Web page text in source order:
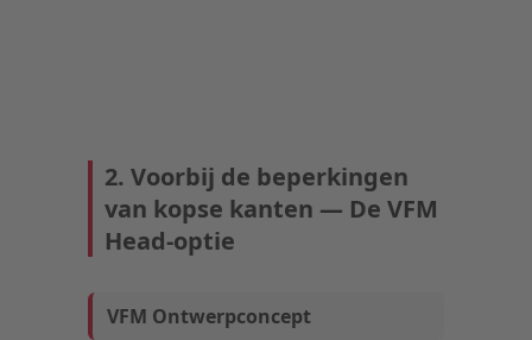
2. Voorbij de beperkingen
van kopse kanten — De VFM
Head-optie
VFM Ontwerpconcept